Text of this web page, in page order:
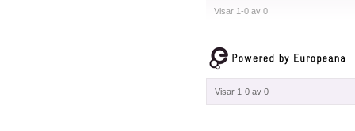
Visar 1-0 av 0
Visar 1-0 av 0